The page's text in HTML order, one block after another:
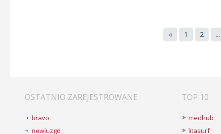
« 1 2 ...
OSTATNIO ZAREJESTROWANE
bravo
newluzgd
TOP 10
medhub
litasurf